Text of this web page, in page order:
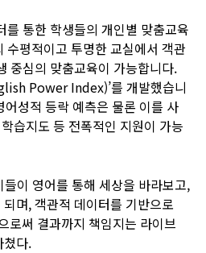
를 통한 학생들의 개인별 맞춤교육
수평적이고 투명한 교실에서 객관
중심의 맞춤교육이 가능합니다.
Power Index)’를 개발했습니
성적 등락 예측은 물론 이를 사
습지도 등 전폭적인 지원이 가능
이 영어를 통해 세상을 바라보고,
며, 객관적 데이터를 기반으로
로써 결과까지 책임지는 라이브
쳤다.